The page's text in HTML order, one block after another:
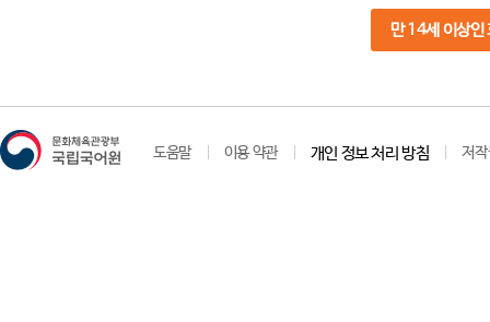
만 14세 이상인
도움말 이용 약관 개인 정보 처리 방침 저